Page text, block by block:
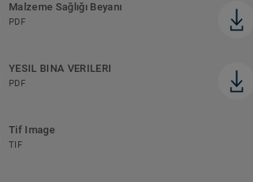
Malzeme Sağlığı Beyanı
PDF
YESIL BINA VERILERI
PDF
Tif Image
TIF